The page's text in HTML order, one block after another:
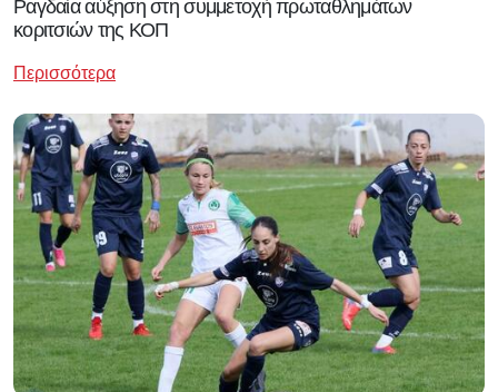
Ραγδαία αύξηση στη συμμετοχή πρωταθλημάτων
κοριτσιών της ΚΟΠ
Περισσότερα